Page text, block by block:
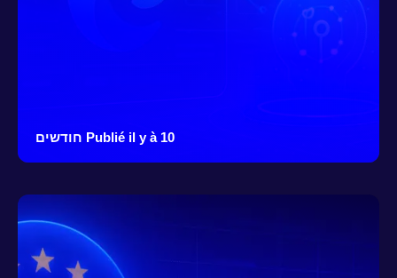
Publié il y à 10 חודשים